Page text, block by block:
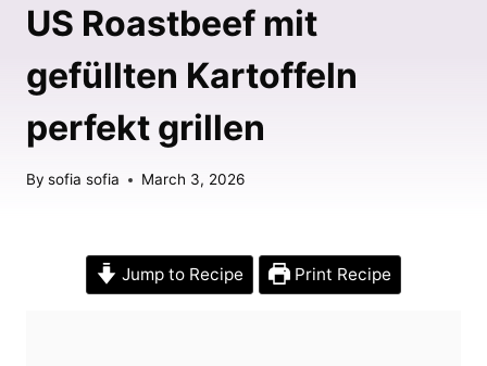
US Roastbeef mit
gefüllten Kartoffeln
perfekt grillen
By sofia sofia March 3, 2026
Jump to Recipe Print Recipe